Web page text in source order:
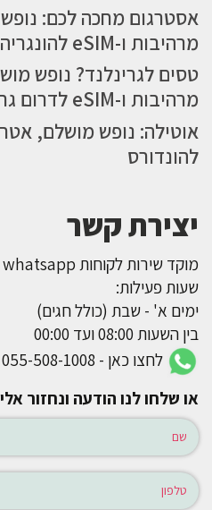
אסטרגום מחכה לכם:
מרהיבות ו-eSIM להונגריה
טסים לגרינלנד? נופש
מרהיבות ו-eSIM לדרום גרינלנד
להונדורס
יצירת קשר
מוקד שירות לקוחות whatsapp
שעות פעילות:
ימים א' - שבת (כולל חגים)
בין השעות 08:00 ועד 00:00
לחצו כאן - 055-508-1008
או שלחו לנו הודעה ונחזור